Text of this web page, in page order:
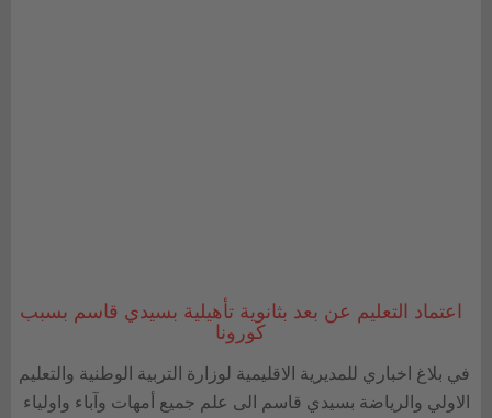
اعتماد التعليم عن بعد بثانوية تأهيلية بسيدي قاسم بسبب
كورونا
في بلاغ اخباري للمديرية الاقليمية لوزارة التربية الوطنية والتعليم
الاولي والرياضة بسيدي قاسم الى علم جميع أمهات وآباء واولياء